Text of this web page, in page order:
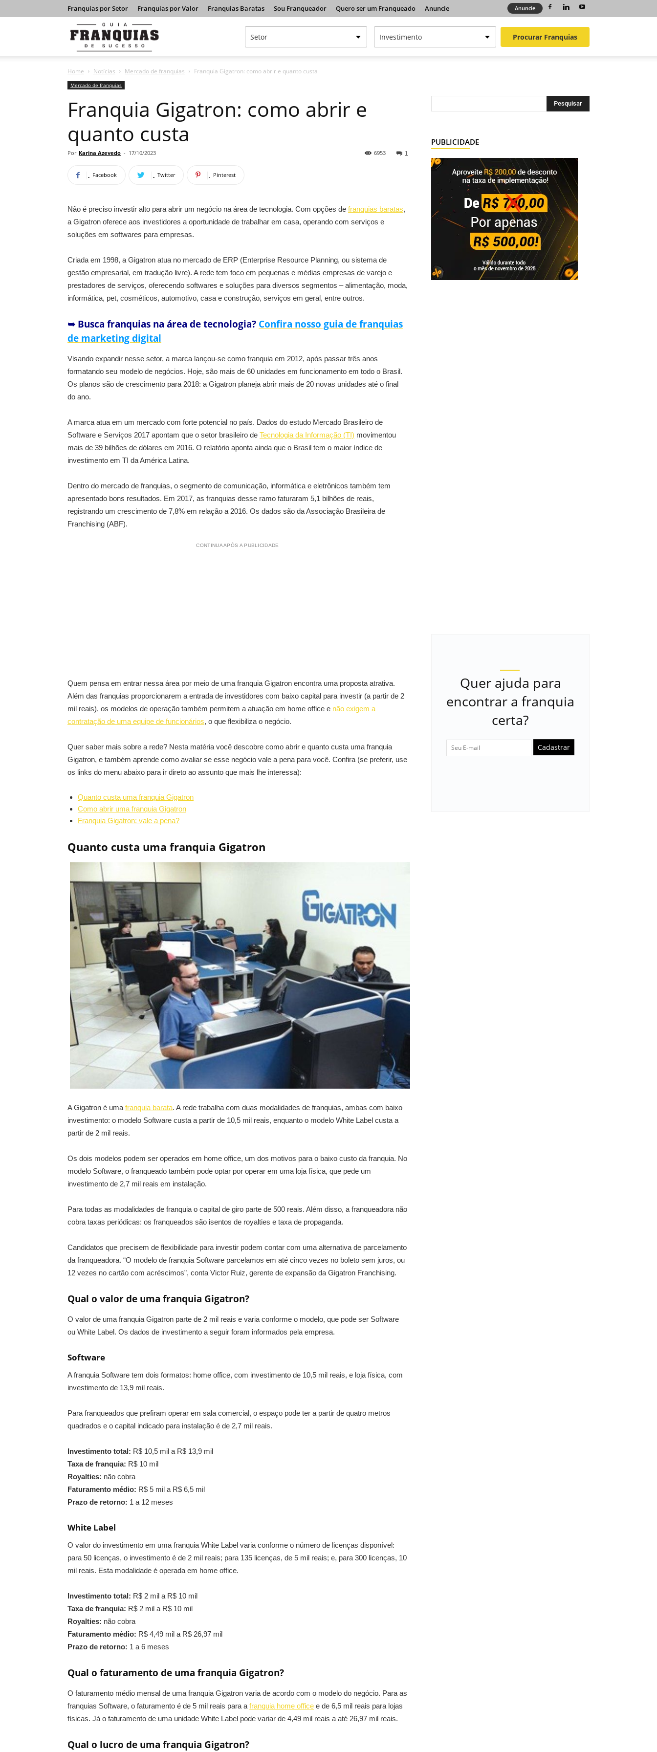
Franquias por Setor Franquias por Valor Franquias Baratas Sou Franqueador Quero ser um Franqueado Anuncie Anuncie
Franquias
de
Procurar Franquias
Home Notícias Mercado de franquias Franquia Gigatron: como abrir e quanto custa
Mercado de franquias
Franquia Gigatron: como abrir e
quanto custa
Por Karina Azevedo - 17/10/2023 1
6953
Facebook Twitter Pinterest
Não é preciso investir alto para abrir um negócio na área de tecnologia. Com opções de franquias baratas,
a Gigatron oferece aos investidores a oportunidade de trabalhar em casa, operando com serviços e
soluções em softwares para empresas.
Criada em 1998, a Gigatron atua no mercado de ERP (Enterprise Resource Planning, ou sistema de
gestão empresarial, em tradução livre). A rede tem foco em pequenas e médias empresas de varejo e
prestadores de serviços, oferecendo softwares e soluções para diversos segmentos – alimentação, moda,
informática, pet, cosméticos, automotivo, casa e construção, serviços em geral, entre outros.
➥ Busca franquias na área de tecnologia? Confira nosso guia de franquias
de marketing digital
Visando expandir nesse setor, a marca lançou-se como franquia em 2012, após passar três anos
formatando seu modelo de negócios. Hoje, são mais de 60 unidades em funcionamento em todo o Brasil.
Os planos são de crescimento para 2018: a Gigatron planeja abrir mais de 20 novas unidades até o final
do ano.
A marca atua em um mercado com forte potencial no país. Dados do estudo Mercado Brasileiro de
Software e Serviços 2017 apontam que o setor brasileiro de Tecnologia da Informação (TI) movimentou
mais de 39 bilhões de dólares em 2016. O relatório aponta ainda que o Brasil tem o maior índice de
investimento em TI da América Latina.
Dentro do mercado de franquias, o segmento de comunicação, informática e eletrônicos também tem
apresentado bons resultados. Em 2017, as franquias desse ramo faturaram 5,1 bilhões de reais,
registrando um crescimento de 7,8% em relação a 2016. Os dados são da Associação Brasileira de
Franchising (ABF).
CONTINUA APÓS A PUBLICIDADE
Quem pensa em entrar nessa área por meio de uma franquia Gigatron encontra uma proposta atrativa.
Além das franquias proporcionarem a entrada de investidores com baixo capital para investir (a partir de 2
mil reais), os modelos de operação também permitem a atuação em home office e não exigem a
contratação de uma equipe de funcionários, o que flexibiliza o negócio.
Quer saber mais sobre a rede? Nesta matéria você descobre como abrir e quanto custa uma franquia
Gigatron, e também aprende como avaliar se esse negócio vale a pena para você. Confira (se preferir, use
os links do menu abaixo para ir direto ao assunto que mais lhe interessa):
Quanto custa uma franquia Gigatron
Como abrir uma franquia Gigatron
Franquia Gigatron: vale a pena?
Quanto custa uma franquia Gigatron
A Gigatron é uma franquia barata. A rede trabalha com duas modalidades de franquias, ambas com baixo
investimento: o modelo Software custa a partir de 10,5 mil reais, enquanto o modelo White Label custa a
partir de 2 mil reais.
Os dois modelos podem ser operados em home office, um dos motivos para o baixo custo da franquia. No
modelo Software, o franqueado também pode optar por operar em uma loja física, que pede um
investimento de 2,7 mil reais em instalação.
Para todas as modalidades de franquia o capital de giro parte de 500 reais. Além disso, a franqueadora não
cobra taxas periódicas: os franqueados são isentos de royalties e taxa de propaganda.
Candidatos que precisem de flexibilidade para investir podem contar com uma alternativa de parcelamento
da franqueadora. “O modelo de franquia Software parcelamos em até cinco vezes no boleto sem juros, ou
12 vezes no cartão com acréscimos”, conta Victor Ruiz, gerente de expansão da Gigatron Franchising.
Qual o valor de uma franquia Gigatron?
O valor de uma franquia Gigatron parte de 2 mil reais e varia conforme o modelo, que pode ser Software
ou White Label. Os dados de investimento a seguir foram informados pela empresa.
Software
A franquia Software tem dois formatos: home office, com investimento de 10,5 mil reais, e loja física, com
investimento de 13,9 mil reais.
Para franqueados que prefiram operar em sala comercial, o espaço pode ter a partir de quatro metros
quadrados e o capital indicado para instalação é de 2,7 mil reais.
Investimento total: R$ 10,5 mil a R$ 13,9 mil
Taxa de franquia: R$ 10 mil
Royalties: não cobra
Faturamento médio: R$ 5 mil a R$ 6,5 mil
Prazo de retorno: 1 a 12 meses
White Label
O valor do investimento em uma franquia White Label varia conforme o número de licenças disponível:
para 50 licenças, o investimento é de 2 mil reais; para 135 licenças, de 5 mil reais; e, para 300 licenças, 10
mil reais. Esta modalidade é operada em home office.
Investimento total: R$ 2 mil a R$ 10 mil
Taxa de franquia: R$ 2 mil a R$ 10 mil
Royalties: não cobra
Faturamento médio: R$ 4,49 mil a R$ 26,97 mil
Prazo de retorno: 1 a 6 meses
Qual o faturamento de uma franquia Gigatron?
O faturamento médio mensal de uma franquia Gigatron varia de acordo com o modelo do negócio. Para as
franquias Software, o faturamento é de 5 mil reais para a franquia home office e de 6,5 mil reais para lojas
físicas. Já o faturamento de uma unidade White Label pode variar de 4,49 mil reais a até 26,97 mil reais.
Qual o lucro de uma franquia Gigatron?
PUBLICIDADE
Quer ajuda para
encontrar a franquia
certa?
Cadastrar